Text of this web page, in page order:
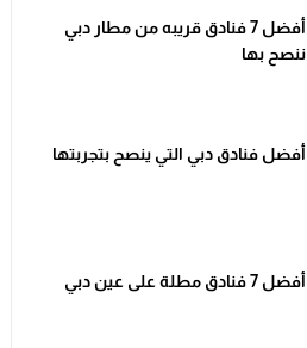
أفضل 7 فنادق قريبه من مطار دبي
ننصح بها
أفضل فنادق دبي التي ينصح بتجربتها
أفضل 7 فنادق مطلة على عين دبي